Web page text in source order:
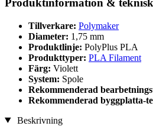
Produktinformation &
Tillverkare: Polymaker
Diameter: 1,75 mm
Produktlinje: PolyPlus PLA
Produkttyper: PLA Filament
Färg: Violett
System: Spole
Rekommenderad
Rekommenderad byggplatta-
Beskrivning